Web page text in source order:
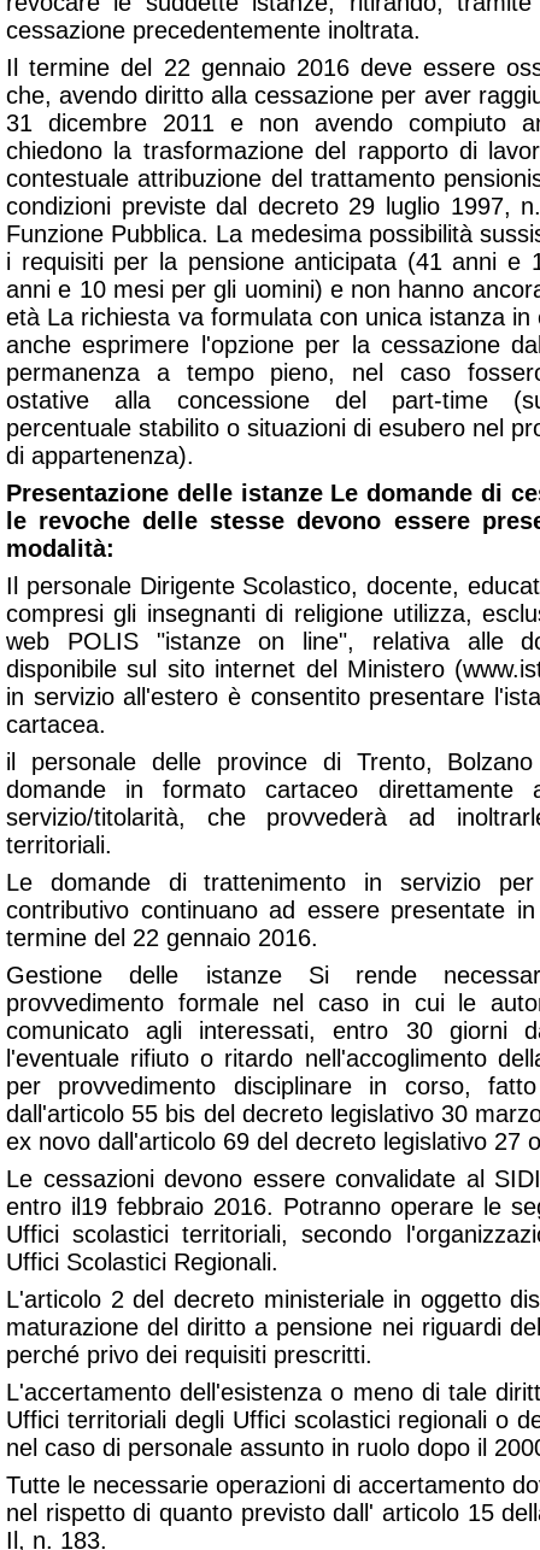
cessazione precedentemente inoltrata.
Il termine del 22 gennaio 2016 deve essere
che, avendo diritto alla cessazione per aver
31 dicembre 2011 e non avendo compiuto
chiedono la trasformazione del rapporto di
contestuale attribuzione del trattamento
condizioni previste dal decreto 29 luglio 1997,
Funzione Pubblica. La medesima possibilità
i requisiti per la pensione anticipata (41 anni e
anni e 10 mesi per gli uomini) e non hanno
età La richiesta va formulata con unica istanza
anche esprimere l'opzione per la cessazione
permanenza a tempo pieno, nel caso
ostative alla concessione del part-time
percentuale stabilito o situazioni di esubero nel
di appartenenza).
Presentazione delle istanze Le domande di
le revoche delle stesse devono essere
modalità:
Il personale Dirigente Scolastico, docente,
compresi gli insegnanti di religione utilizza,
web POLIS "istanze on line", relativa alle
disponibile sul sito internet del Ministero
in servizio all'estero è consentito presentare
cartacea.
il personale delle province di Trento,
domande in formato cartaceo direttamente
servizio/titolarità, che provvederà ad
territoriali.
Le domande di trattenimento in servizio
contributivo continuano ad essere presentate
termine del 22 gennaio 2016.
Gestione delle istanze Si rende
provvedimento formale nel caso in cui le
comunicato agli interessati, entro 30 giorni
l'eventuale rifiuto o ritardo nell'accoglimento
per provvedimento disciplinare in corso,
dall'articolo 55 bis del decreto legislativo 30
ex novo dall'articolo 69 del decreto legislativo 27
Le cessazioni devono essere convalidate al
entro il19 febbraio 2016. Potranno operare le
Uffici scolastici territoriali, secondo
Uffici Scolastici Regionali.
L'articolo 2 del decreto ministeriale in oggetto
maturazione del diritto a pensione nei riguardi
perché privo dei requisiti prescritti.
L'accertamento dell'esistenza o meno di tale
Uffici territoriali degli Uffici scolastici regionali o
nel caso di personale assunto in ruolo dopo il
Tutte le necessarie operazioni di accertamento
nel rispetto di quanto previsto dall' articolo 15
Il, n. 183.